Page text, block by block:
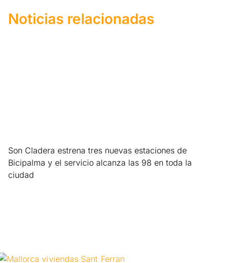
Noticias relacionadas
Son Cladera estrena tres nuevas estaciones de
Bicipalma y el servicio alcanza las 98 en toda la
ciudad